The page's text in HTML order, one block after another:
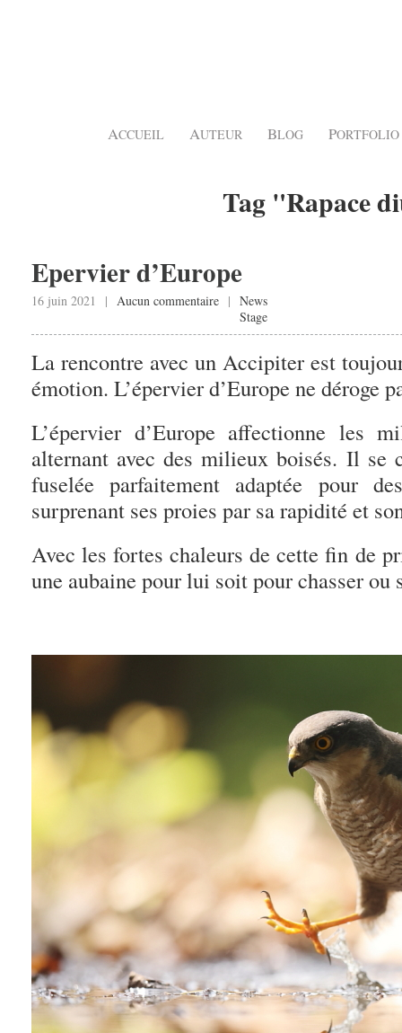
ACCUEIL AUTEUR BLOG PORTFOLIO
Tag "Rapace
Epervier d’Europe
16 juin 2021 | Aucun commentaire | News
Stage
La rencontre avec un Accipiter est
émotion. L’épervier d’Europe ne déroge
L’épervier d’Europe affectionne les
alternant avec des milieux boisés. Il se
fuselée parfaitement adaptée pour
surprenant ses proies par sa rapidité et
Avec les fortes chaleurs de cette fin de
une aubaine pour lui soit pour chasser ou